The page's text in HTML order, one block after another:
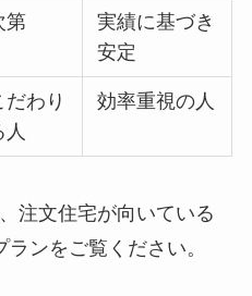
第
実績に基づき
安定
わり
効率重視の人
注文住宅が向いている
ンをご覧ください。